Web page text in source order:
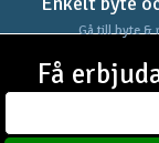
Gå till byte &
Få